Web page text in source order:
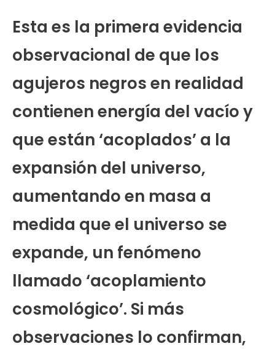
Esta es la primera evidencia
observacional de que los
agujeros negros en realidad
contienen energía del vacío y
que están ‘acoplados’ a la
expansión del universo,
aumentando en masa a
medida que el universo se
expande, un fenómeno
llamado ‘acoplamiento
cosmológico’. Si más
observaciones lo confirman,